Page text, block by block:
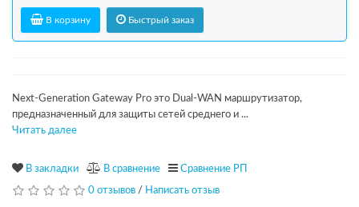
В корзину Быстрый заказ
Next-Generation Gateway Pro это Dual-WAN маршрутизатор,
предназначенный для защиты сетей среднего и ...
Читать далее
В закладки В сравнение Сравнение РП
0 отзывов / Написать отзыв